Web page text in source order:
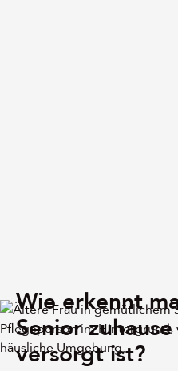
Wie erkennt
Senior
versorgt ist?